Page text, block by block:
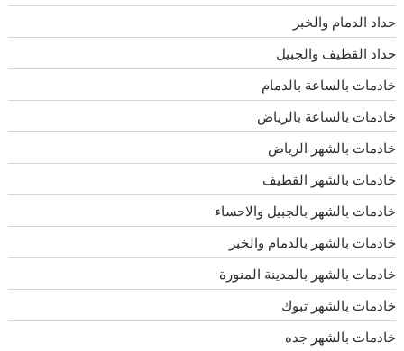
حداد الدمام والخبر
حداد القطيف والجبيل
خادمات بالساعة بالدمام
خادمات بالساعة بالرياض
خادمات بالشهر الرياض
خادمات بالشهر القطيف
خادمات بالشهر بالجبيل والاحساء
خادمات بالشهر بالدمام والخبر
خادمات بالشهر بالمدينة المنورة
خادمات بالشهر تبوك
خادمات بالشهر جده